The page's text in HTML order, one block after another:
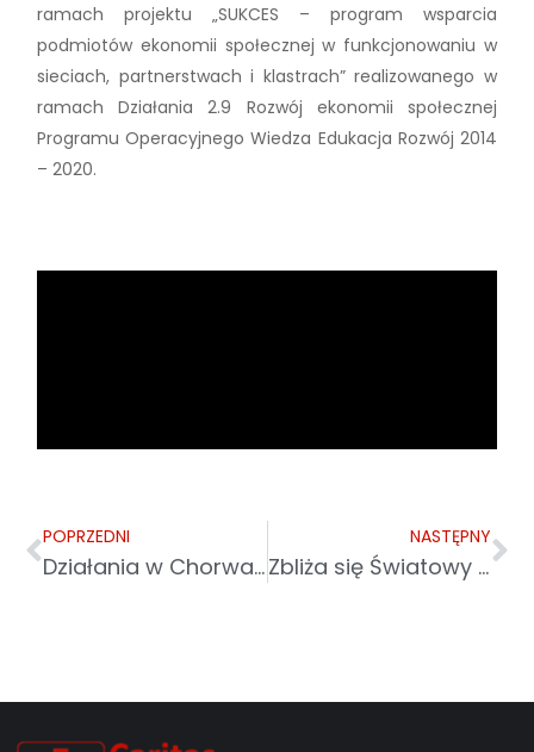
ramach projektu „SUKCES – program wsparcia
podmiotów ekonomii społecznej w funkcjonowaniu w
sieciach, partnerstwach i klastrach” realizowanego w
ramach Działania 2.9 Rozwój ekonomii społecznej
Programu Operacyjnego Wiedza Edukacja Rozwój 2014
– 2020.
POPRZEDNI
Działania w Chorwacji
NASTĘPNY
Zbliża się Światowy Dzień Chorego